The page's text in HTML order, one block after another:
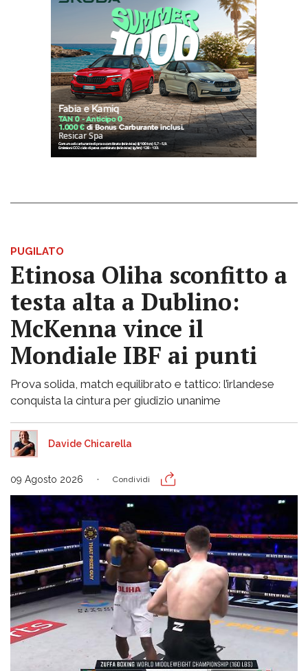
PUGILATO
Etinosa Oliha sconfitto a
testa alta a Dublino:
McKenna vince il
Mondiale IBF ai punti
Prova solida, match equilibrato e tattico: l’irlandese
conquista la cintura per giudizio unanime
Davide Chicarella
09 Agosto 2026 Condividi